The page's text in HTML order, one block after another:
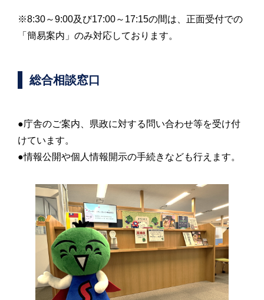
※8:30～9:00及び17:00～17:15の間は、正面受付での
「簡易案内」のみ対応しております。
総合相談窓口
●庁舎のご案内、県政に対する問い合わせ等を受け付
けています。
●情報公開や個人情報開示の手続きなども行えます。